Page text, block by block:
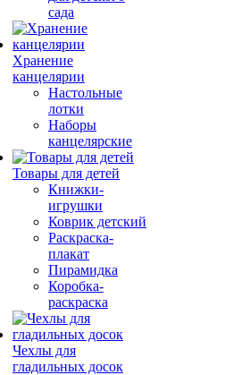
сада
Хранение
канцелярии
Настольные
лотки
Наборы
канцелярские
Товары для детей
Книжки-
игрушки
Коврик детский
Раскраска-
плакат
Пирамидка
Коробка-
раскраска
Чехлы для
гладильных досок